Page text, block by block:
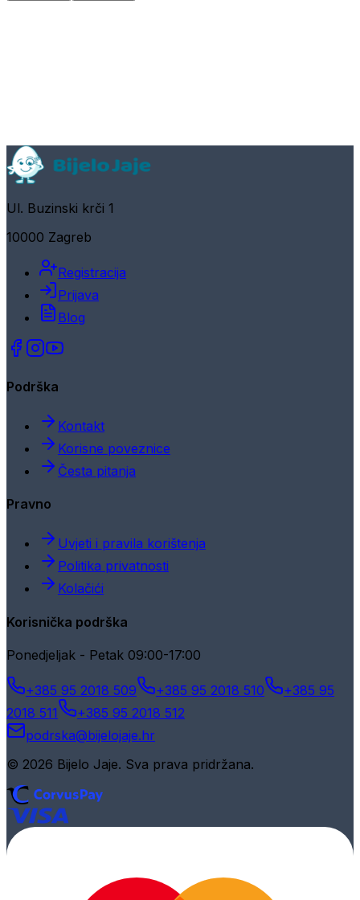
Ul. Buzinski krči 1
10000 Zagreb
Registracija
Prijava
Blog
Podrška
Kontakt
Korisne poveznice
Česta pitanja
Pravno
Uvjeti i pravila korištenja
Politika privatnosti
Kolačići
Korisnička podrška
Ponedjeljak - Petak 09:00-17:00
+385 95 2018 509 +385 95 2018 510
+385 95
2018 511
+385 95 2018 512
podrska@bijelojaje.hr
© 2026 Bijelo Jaje. Sva prava pridržana.